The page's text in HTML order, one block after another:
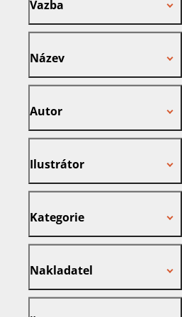
Vazba
Název
Autor
Ilustrátor
Kategorie
Nakladatel